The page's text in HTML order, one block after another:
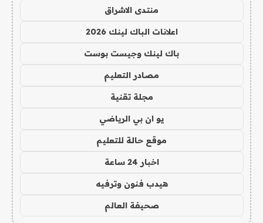
منتدى الاشراق
اعلانات الباك لينك 2026
باك لينك وجيست بوست
مصادر التعليم
مجلة تقنية
يو ان بي الرياضي
موقع حالة للتعليم
اخبار 24 ساعة
هيدب فنون وترفيه
صحيفة العالم